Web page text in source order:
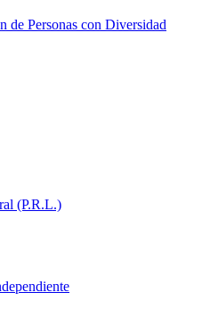
de Personas con Diversidad
(P.R.L.)